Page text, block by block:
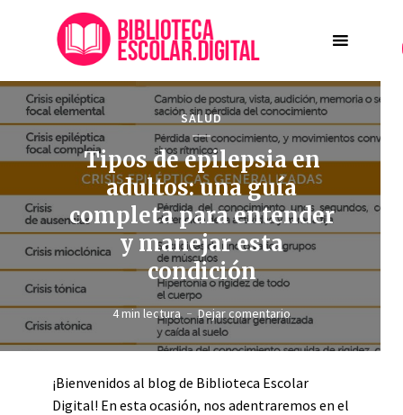
SALUD
Tipos de epilepsia en
adultos: una guía
completa para entender
y manejar esta
condición
4 min lectura Dejar comentario
¡Bienvenidos al blog de Biblioteca Escolar
Digital! En esta ocasión, nos adentraremos en el